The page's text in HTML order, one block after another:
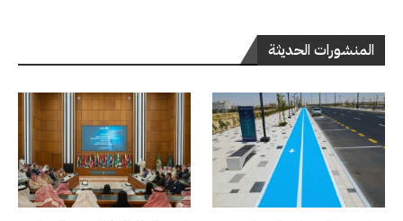
المنشورات الحديثة